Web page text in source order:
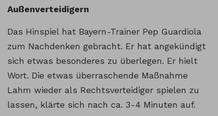
Außenverteidigern
Das Hinspiel hat Bayern-Trainer Pep Guardiola
zum Nachdenken gebracht. Er hat angekündigt
sich etwas besonderes zu überlegen. Er hielt
Wort. Die etwas überraschende Maßnahme
Lahm wieder als Rechtsverteidiger spielen zu
lassen, klärte sich nach ca. 3-4 Minuten auf.